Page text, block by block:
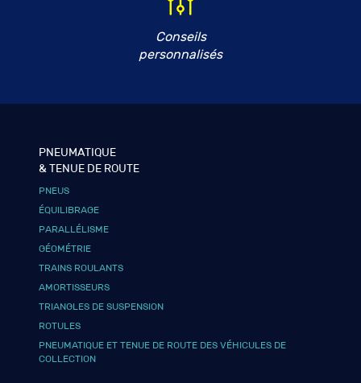
Conseils
personnalisés
PNEUMATIQUE
& TENUE DE ROUTE
PNEUS
ÉQUILIBRAGE
PARALLÉLISME
GÉOMÉTRIE
TRAINS ROULANTS
AMORTISSEURS
TRIANGLES DE SUSPENSION
ROTULES
PNEUMATIQUE ET TENUE DE ROUTE DES VÉHICULES DE
COLLECTION